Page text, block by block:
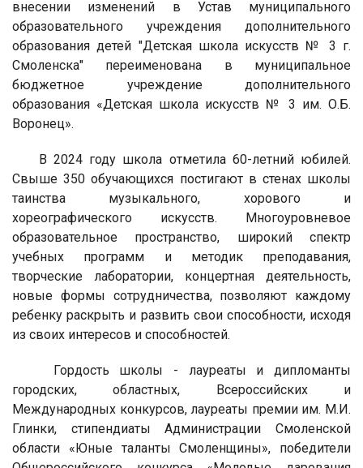
внесении изменений в Устав муниципального
образовательного учреждения дополнительного
образования детей "Детская школа искусств № 3 г.
Смоленска" переименована в муниципальное
бюджетное учреждение дополнительного
образования «Детская школа искусств № 3 им. О.Б.
Воронец».
В 2024 году школа отметила 60-летний юбилей.
Свыше 350 обучающихся постигают в стенах школы
таинства музыкального, хорового и
хореографического искусств. Многоуровневое
образовательное пространство, широкий спектр
учебных программ и методик преподавания,
творческие лаборатории, концертная деятельность,
новые формы сотрудничества, позволяют каждому
ребенку раскрыть и развить свои способности, исходя
из своих интересов и способностей.
Гордость школы - лауреаты и дипломанты
городских, областных, Всероссийских и
Международных конкурсов, лауреаты премии им. М.И.
Глинки, стипендиаты Администрации Смоленской
области «Юные таланты Смоленщины», победители